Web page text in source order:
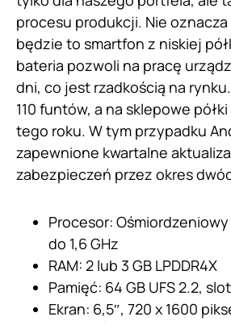
procesu produkcji. Nie
będzie to smartfon z niskiej
bateria pozwoli na pracę
dni, co jest rzadkością na
110 funtów, a na sklepowe
tego roku. W tym przypadku
zapewnione kwartalne
zabezpieczeń przez okres
Procesor:
do 1,6 GHz
RAM: 2 lub 3 GB LPDDR4X
Pamięć: 64 GB UFS 2.2,
Ekran: 6,5″, 720 x 1600